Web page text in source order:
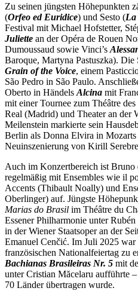
Zu seinen jüngsten Höhepunkten
(Orfeo ed Euridice) und Sesto (La
Festival mit Michael Hofstetter,
Juliette an der Opéra de Rouen
Dumoussaud sowie Vinci’s
Baroque, Martyna Pastuszka).
Grain of the Voice, einem
São Pedro in São Paulo.
Oberto in Händels Alcina mit
mit einer Tournee zum Théâtre
Real (Madrid) und Theater an der
Meilenstein markierte sein
Berlin als Donna Elvira in Mozarts
Neuinszenierung von Kirill
Auch im Konzertbereich ist Bruno
regelmäßig mit Ensembles wie il
Accents (Thibault Noally) und
Oberlinger) auf. Jüngste
Marias do Brasil im Théâtre du
Essener Philharmonie unter
in der Wiener Staatsoper an der
Emanuel Cenčić. Im Juli 2025 war
französischen Nationalfeiertag zu
Bachianas Brasileiras Nr. 5 mit
unter Cristian Măcelaru aufführte
70 Länder übertragen wurde.